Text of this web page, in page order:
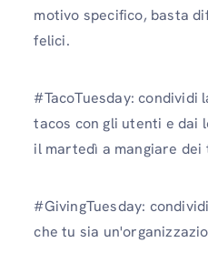
motivo specifico, basta
felici.
#TacoTuesday: condividi
tacos con gli utenti e dai
il martedì a mangiare dei
#GivingTuesday:
che tu sia